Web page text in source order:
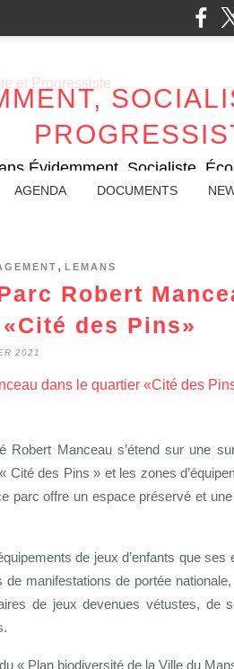
Évidemment, Socialiste,
AGENDA DOCUMENTS
, LEMANS
Robert
des Pins»
2021
Manceau s’étend sur une
Cité des Pins » et les zones
parc offre un espace préservé et
de jeux d’enfants que ses
de manifestations de portée
de jeux devenues vétustes, de
« Plan biodiversité de la Ville du